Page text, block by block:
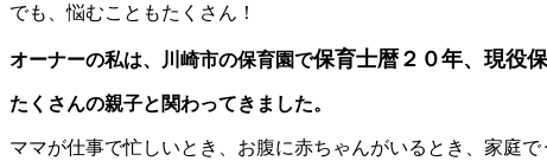
でも、悩むこともたくさん！
オーナーの私は、川崎市の保育園で保育士暦２０年、現役
たくさんの親子と関わってきました。
ママが仕事で忙しいとき、お腹に赤ちゃんがいるとき、家庭で